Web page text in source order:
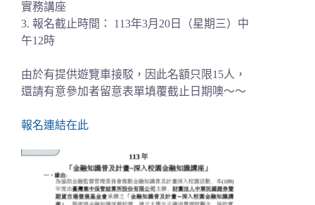
實務講座
3. 報名截止時間： 113年3月20日（星期三）中
午12時
由於有提供遊覽車接駁，因此名額只限15人，
還請有意參加者留意表單填覆截止日期噢～～
報名連結在此